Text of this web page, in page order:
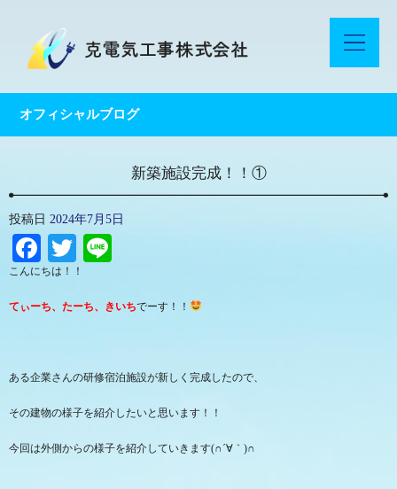
オフィシャルブログ
新築施設完成！！①
投稿日 2024年7月5日
Facebook
Twitter
こんにちは！！
てぃーち、たーち、きいちでーす！！
ある企業さんの研修宿泊施設が新しく完成したので、
その建物の様子を紹介したいと思います！！
今回は外側からの様子を紹介していきます(∩´∀｀)∩